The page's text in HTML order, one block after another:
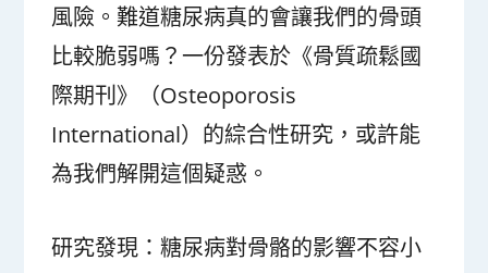
風險。難道糖尿病真的會讓我們的骨頭
比較脆弱嗎？一份發表於《骨質疏鬆國
際期刊》（Osteoporosis
International）的綜合性研究，或許能
為我們解開這個疑惑。
研究發現：糖尿病對骨骼的影響不容小